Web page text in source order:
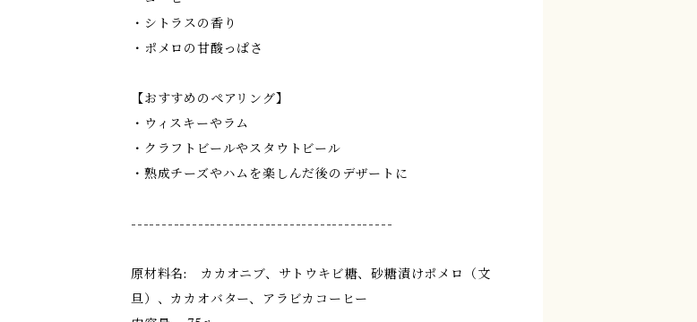
・シトラスの香り
・ポメロの甘酸っぱさ
【おすすめのペアリング】
・ウィスキーやラム
・クラフトビールやスタウトビール
・熟成チーズやハムを楽しんだ後のデザートに
-------------------------------------------
原材料名: カカオニブ、サトウキビ糖、砂糖漬けポメロ（文
旦）、カカオバター、アラビカコーヒー